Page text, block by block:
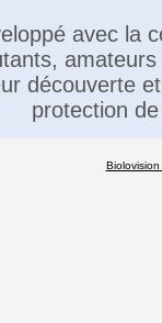
avec la
découverte
protection
Biolovision